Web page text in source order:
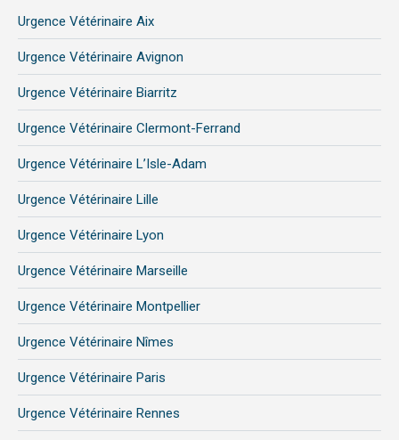
in
new
window
new new
Urgence Vétérinaire Aix
Urgence Vétérinaire Avignon
Urgence Vétérinaire Biarritz
Urgence Vétérinaire Clermont-Ferrand
Urgence Vétérinaire L’Isle-Adam
Urgence Vétérinaire Lille
Urgence Vétérinaire Lyon
Urgence Vétérinaire Marseille
Urgence Vétérinaire Montpellier
Urgence Vétérinaire Nîmes
Urgence Vétérinaire Paris
Urgence Vétérinaire Rennes